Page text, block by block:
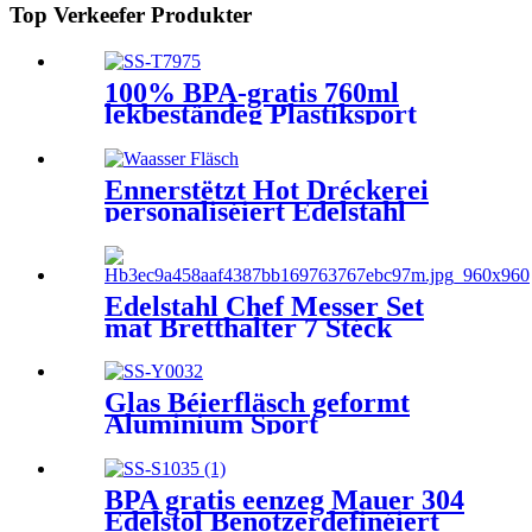
Top Verkeefer Produkter
100% BPA-gratis 760ml
lekbeständeg Plastiksport
Shaker Fläsch mat Silcone
Hülse
Ënnerstëtzt Hot Dréckerei
personaliséiert Edelstahl
Vakuum isoléiert Kanner
Waasserfläsch mat BPA Free
Flip Top Deckel
Edelstahl Chef Messer Set
mat Bretthalter 7 Stéck
d'Kichen
Glas Béierfläsch geformt
Aluminium Sport
BPA gratis eenzeg Mauer 304
Edelstol Benotzerdefinéiert